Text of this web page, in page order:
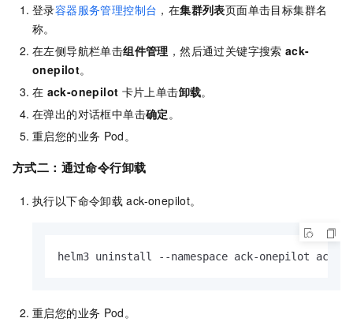
登录容器服务管理控制台 ，在集群列表页面单击目标集群名
称。
在左侧导航栏单击组件管理 ，然后通过关键字搜索 ack-
onepilot。
在 ack-onepilot 卡片上单击卸载。
在弹出的对话框中单击确定 。
重启您的业务 Pod。
方式二： 通过命令行卸载
执行以下命令卸载 ack-onepilot。
helm3 uninstall --namespace ack-onepilot ack-
重启您的业务 Pod。